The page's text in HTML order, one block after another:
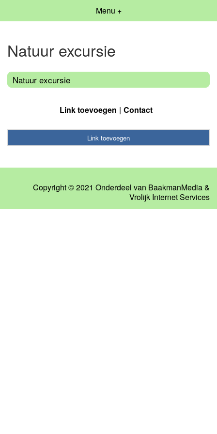
Menu +
Natuur excursie
Natuur excursie
Link toevoegen Contact
Link toevoegen
Copyright © 2021 Onderdeel van BaakmanMedia&
Vrolijk Internet Services